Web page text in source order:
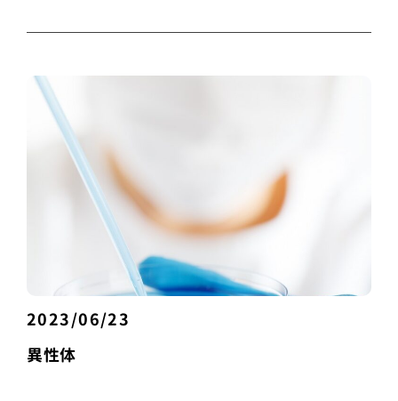
2023/06/23
異性体